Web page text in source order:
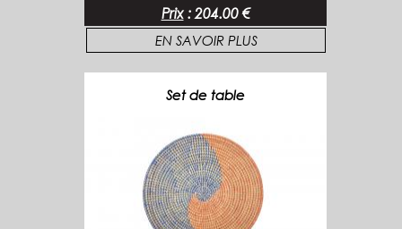
Prix : 204.00 €
EN SAVOIR PLUS
Set de table